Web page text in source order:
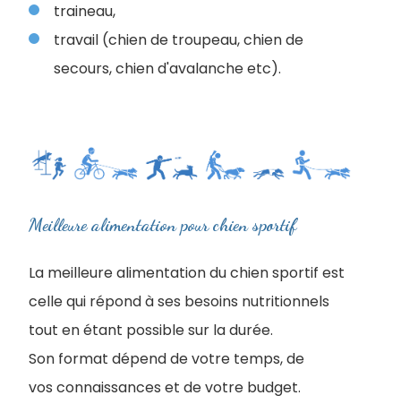
traineau,
travail (chien de troupeau, chien de
secours, chien d'avalanche etc).
Meilleure alimentation pour chien sportif
La meilleure alimentation du chien sportif est
celle qui répond à ses besoins nutritionnels
tout en étant possible sur la durée.
Son format dépend de votre temps, de
vos connaissances et de votre budget.